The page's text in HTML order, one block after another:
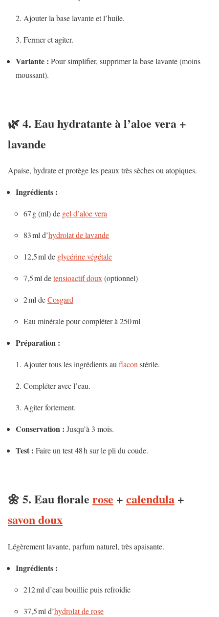
Ajouter la base lavante et l’huile.
Fermer et agiter.
Variante : Pour simplifier, supprimer la base lavante (moins
moussant).
🌿 4. Eauhydratante à l’aloe vera +
lavande
Apaise, hydrate et protège les peaux très sèches ou atopiques.
Ingrédients :
67 g (ml) de gel d’aloe vera
83 ml d’hydrolat de lavande
12,5 ml de glycérine végétale
7,5 ml detensioactif doux(optionnel)
2 ml deCosgard
Eau minérale pour compléter à 250 ml
Préparation :
Ajouter tous les ingrédients auflaconstérile.
Compléter avec l’eau.
Agiter fortement.
Conservation : Jusqu’à 3 mois.
Test : Faire un test 48 h sur le pli du coude.
🌼 5. Eau florale rose + calendula +
savon doux
Légèrement lavante, parfum naturel, très apaisante.
Ingrédients :
212 ml d’eau bouillie puis refroidie
37,5 ml d’hydrolat de rose